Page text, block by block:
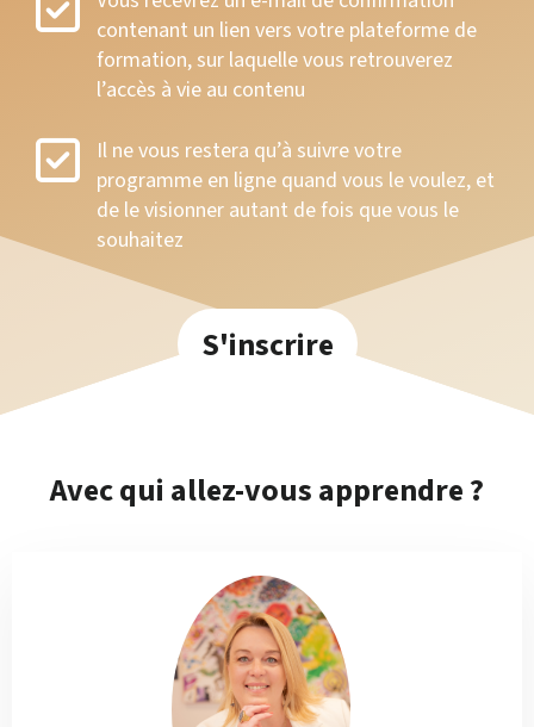
contenant un lien vers votre plateforme de
formation, sur laquelle vous retrouverez
l’accès à vie au contenu
Il ne vous restera qu’à suivre votre
programme en ligne quand vous le voulez, et
de le visionner autant de fois que vous le
souhaitez
S'inscrire
Avec qui allez-vous apprendre ?